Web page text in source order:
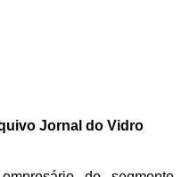
Jornal do Vidro